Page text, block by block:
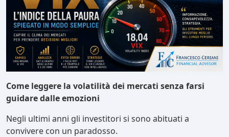
Come leggere la volatilità dei mercati senza farsi
guidare dalle emozioni
Negli ultimi anni gli investitori si sono abituati a
convivere con un paradosso.